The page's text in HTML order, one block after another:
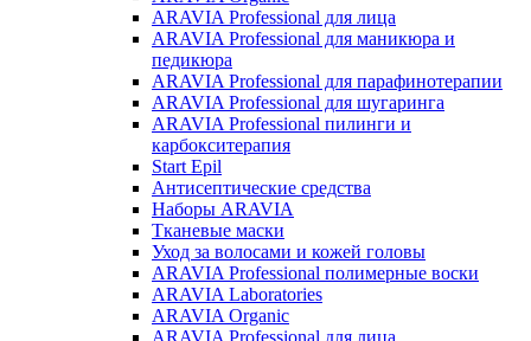
ARAVIA Professional для лица
ARAVIA Professional для маникюра и
педикюра
ARAVIA Professional для парафинотерапии
ARAVIA Professional для шугаринга
ARAVIA Professional пилинги и
карбокситерапия
Start Epil
Антисептические средства
Наборы ARAVIA
Тканевые маски
Уход за волосами и кожей головы
ARAVIA Professional полимерные воски
ARAVIA Laboratories
ARAVIA Organic
ARAVIA Professional для лица